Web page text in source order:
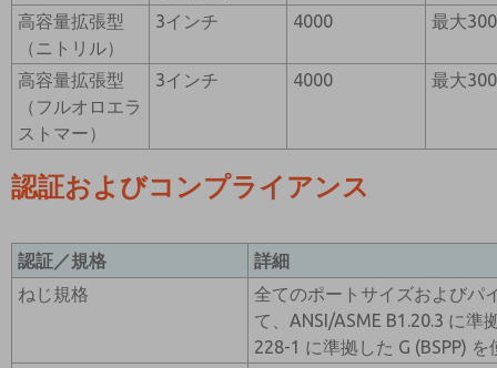
高容量拡張型
（ニトリル）
3インチ 4000 最大300
高容量拡張型
（フルオロエラ
ストマー）
3インチ 4000 最大300
認証およびコンプライアンス
認証／規格
詳細
ねじ規格
全てのポートサイズおよびパ
て、ANSI/ASME B1.20.3 に準
228-1 に準拠した G (BSPP)